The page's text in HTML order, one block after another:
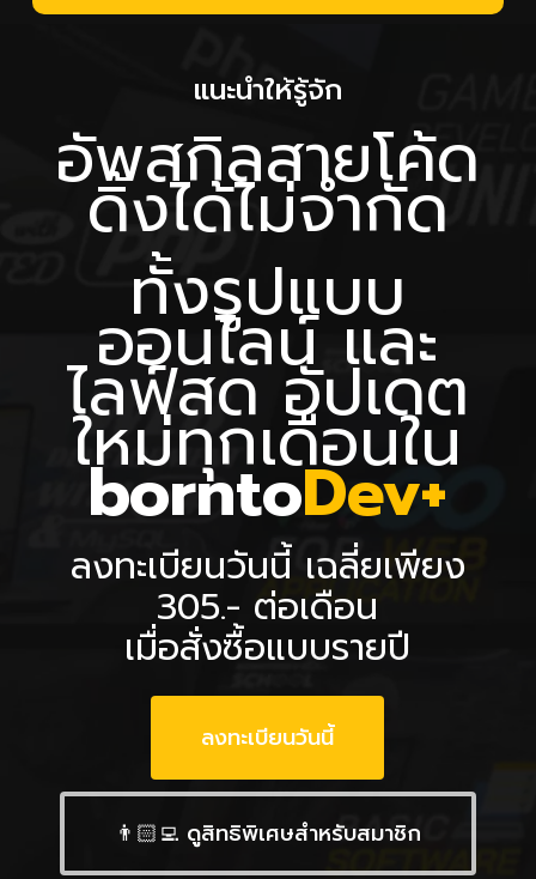
อัพสกิลสายโค้ด
ดิ้งได้ไม่จำกัด
ทั้งรูปแบบ
ออนไลน์ และ
ไลฟ์สด อัปเดต
ใหม่ทุกเดือนใน
borntoDev+
ลงทะเบียนวันนี้ เฉลี่ยเพียง
305.- ต่อเดือน
เมื่อสั่งซื้อแบบรายปี
ลงทะเบียนวันนี้
👨🏻‍💻 ดูสิทธิพิเศษสำหรับสมาชิก